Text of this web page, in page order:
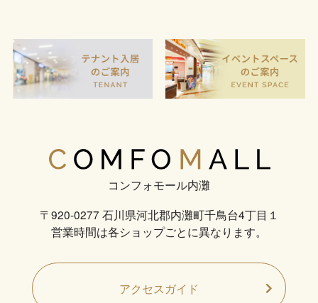
コンフォモール内灘
〒920-0277 石川県河北郡内灘町千鳥台4丁目１
営業時間は各ショップごとに異なります。
アクセスガイド